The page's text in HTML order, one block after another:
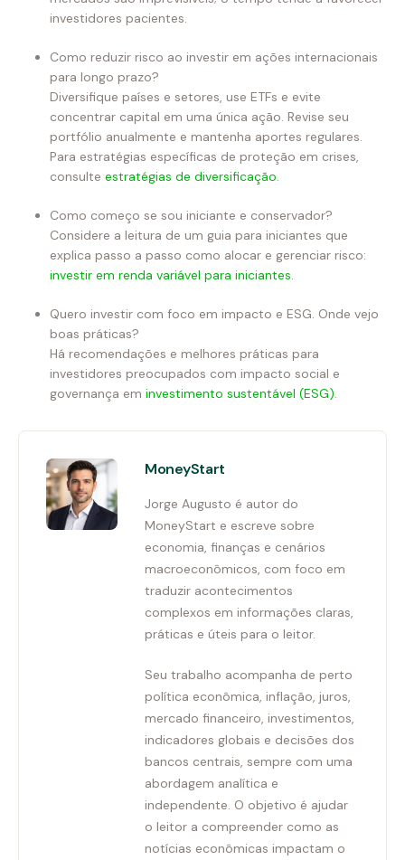
investidores pacientes.
Como reduzir risco ao investir em ações internacionais
para longo prazo?
Diversifique países e setores, use ETFs e evite
concentrar capital em uma única ação. Revise seu
portfólio anualmente e mantenha aportes regulares.
Para estratégias específicas de proteção em crises,
consulte estratégias de diversificação.
Como começo se sou iniciante e conservador?
Considere a leitura de um guia para iniciantes que
explica passo a passo como alocar e gerenciar risco:
investir em renda variável para iniciantes.
Quero investir com foco em impacto e ESG. Onde vejo
boas práticas?
Há recomendações e melhores práticas para
investidores preocupados com impacto social e
governança em investimento sustentável (ESG).
MoneyStart
Jorge Augusto é autor do
MoneyStart e escreve sobre
economia, finanças e cenários
macroeconômicos, com foco em
traduzir acontecimentos
complexos em informações claras,
práticas e úteis para o leitor.
Seu trabalho acompanha de perto
política econômica, inflação, juros,
mercado financeiro, investimentos,
indicadores globais e decisões dos
bancos centrais, sempre com uma
abordagem analítica e
independente. O objetivo é ajudar
o leitor a compreender como as
notícias econômicas impactam o